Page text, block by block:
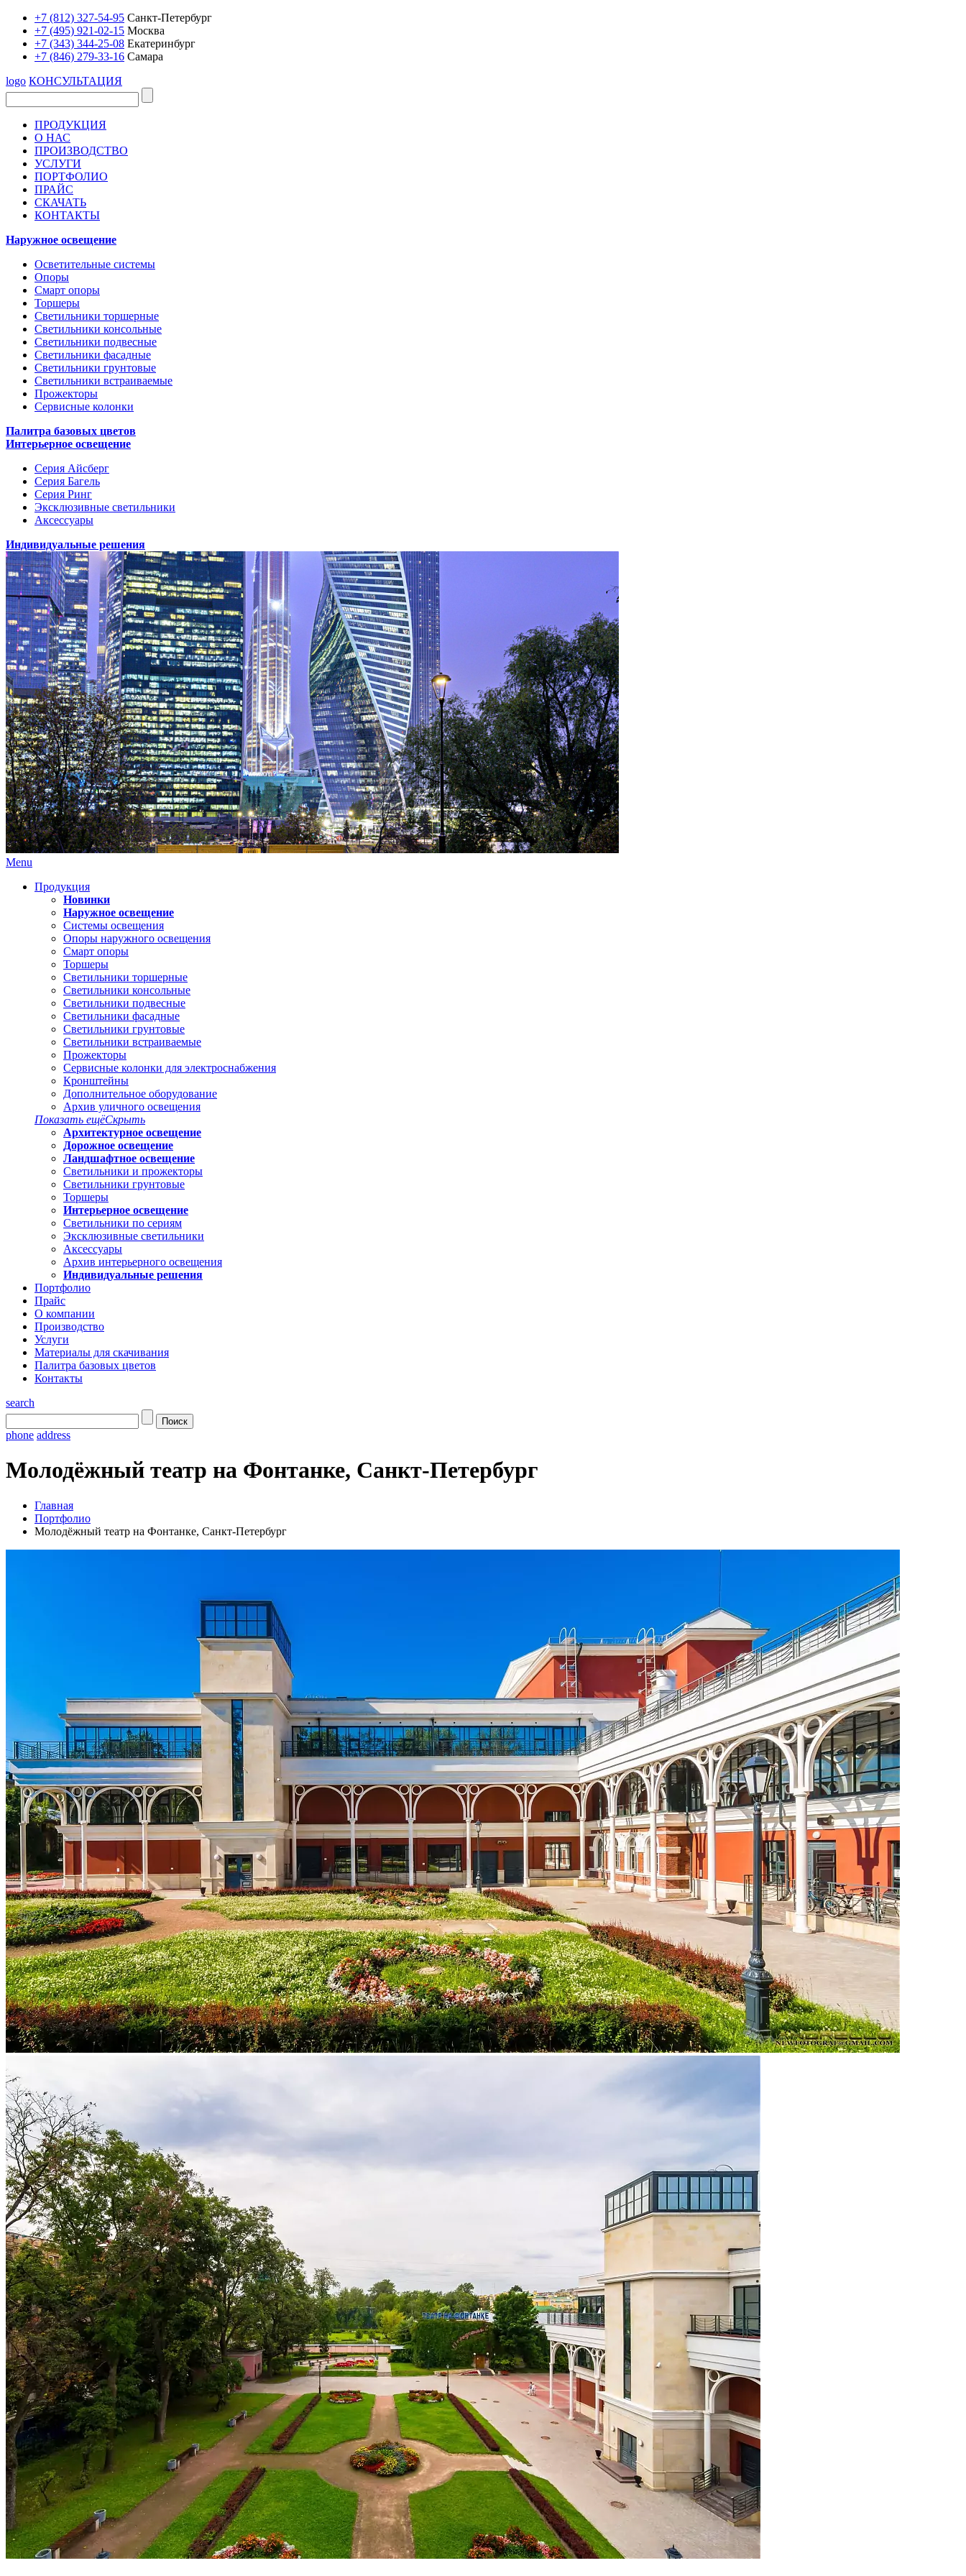
+7 (812) 327-54-95 Санкт-Петербург
+7 (495) 921-02-15 Москва
+7 (343) 344-25-08 Екатеринбург
+7 (846) 279-33-16 Самара
logo КОНСУЛЬТАЦИЯ
ПРОДУКЦИЯ
О НАС
ПРОИЗВОДСТВО
УСЛУГИ
ПОРТФОЛИО
ПРАЙС
СКАЧАТЬ
КОНТАКТЫ
Наружное освещение
Осветительные системы
Опоры
Смарт опоры
Торшеры
Светильники торшерные
Светильники консольные
Светильники подвесные
Светильники фасадные
Светильники грунтовые
Светильники встраиваемые
Прожекторы
Сервисные колонки
Палитра базовых цветов
Интерьерное освещение
Серия Айсберг
Серия Багель
Серия Ринг
Эксклюзивные светильники
Аксессуары
Индивидуальные решения
Menu
Продукция
Новинки
Наружное освещение
Системы освещения
Опоры наружного освещения
Смарт опоры
Торшеры
Светильники торшерные
Светильники консольные
Светильники подвесные
Светильники фасадные
Светильники грунтовые
Светильники встраиваемые
Прожекторы
Сервисные колонки для электроснабжения
Кронштейны
Дополнительное оборудование
Архив уличного освещения
Показать ещёСкрыть
Архитектурное освещение
Дорожное освещение
Ландшафтное освещение
Светильники и прожекторы
Светильники грунтовые
Торшеры
Интерьерное освещение
Светильники по сериям
Эксклюзивные светильники
Аксессуары
Архив интерьерного освещения
Индивидуальные решения
Портфолио
Прайс
О компании
Производство
Услуги
Материалы для скачивания
Палитра базовых цветов
Контакты
search
phone address
Молодёжный театр на Фонтанке, Санкт-Петербург
Главная
Портфолио
Молодёжный театр на Фонтанке, Санкт-Петербург